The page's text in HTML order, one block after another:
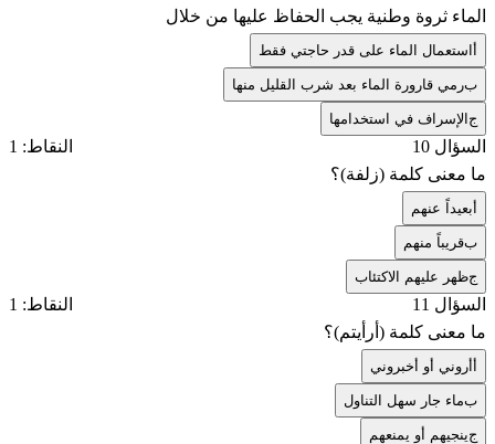
الماء ثروة وطنية يجب الحفاظ عليها من خلال
استعمال الماء على قدر حاجتي فقط
برمي قارورة الماء بعد شرب القليل منها
جالإسراف في استخدامها
السؤال 10
النقاط: 1
ما معنى كلمة (زلفة)؟
بعيداً عنهم
بقريباً منهم
جظهر عليهم الاكتئاب
السؤال 11
النقاط: 1
ما معنى كلمة (أرأيتم)؟
أروني أو أخبروني
بماء جار سهل التناول
جينجيهم أو يمنعهم